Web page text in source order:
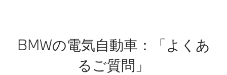
BMWの電気自動車：「よくあ
るご質問」